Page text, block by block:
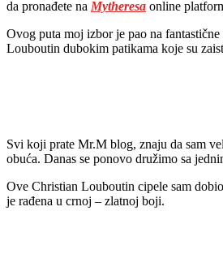
da pronađete na Mytheresa online
Ovog puta moj izbor je pao na
Louboutin dubokim patikama koje su
Svi koji prate Mr.M blog, znaju da sam
obuća. Danas se ponovo družimo sa
Ove Christian Louboutin cipele sam
je rađena u crnoj – zlatnoj boji.